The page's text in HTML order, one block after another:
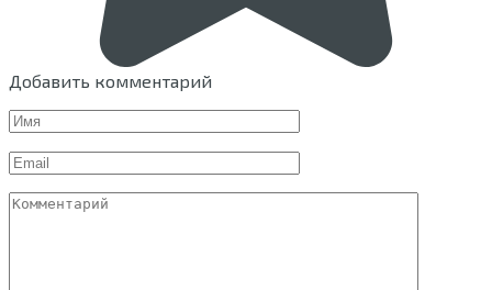
Добавить комментарий
Имя
Email
Комментарий